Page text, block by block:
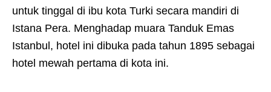
untuk tinggal di ibu kota Turki secara mandiri di
Istana Pera. Menghadap muara Tanduk Emas
Istanbul, hotel ini dibuka pada tahun 1895 sebagai
hotel mewah pertama di kota ini.